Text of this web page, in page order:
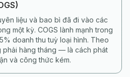
liệu và bao bì đã đi vào các
một kỳ. COGS lành mạnh trong
doanh thu tuỳ loại hình. Theo
hàng tháng — là cách phát
và công thức kém.